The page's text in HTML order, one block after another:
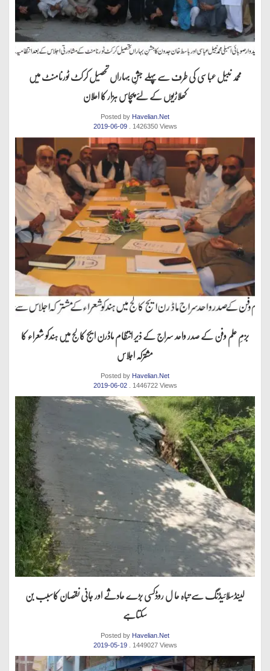
محمد نبیل عباسی کی طرف سےپہلے جشنِ بہاراں تحصیل کرکٹ ٹورنامنٹ میں
کھلاڑیوں کے لئے پچاس ہزار کا اعلان
Posted by Havelian.Net
2019-06-09
. 1426350 Views
بزمِ علم وفن کے صدر واحد سراج کے ذیر انتظام ماڈرن ایج کالج میں ہندکو شعراء کا
مشترکہ اجلاس
Posted by Havelian.Net
2019-06-02 . 1446722 Views
لینڈسلائیڈنگ سے تباہ حا ل روڈکسی بڑے حادثے اور جانی نقصان کاسبب بن
سکتاہے
Posted by Havelian.Net
2019-05-19
. 1449027 Views